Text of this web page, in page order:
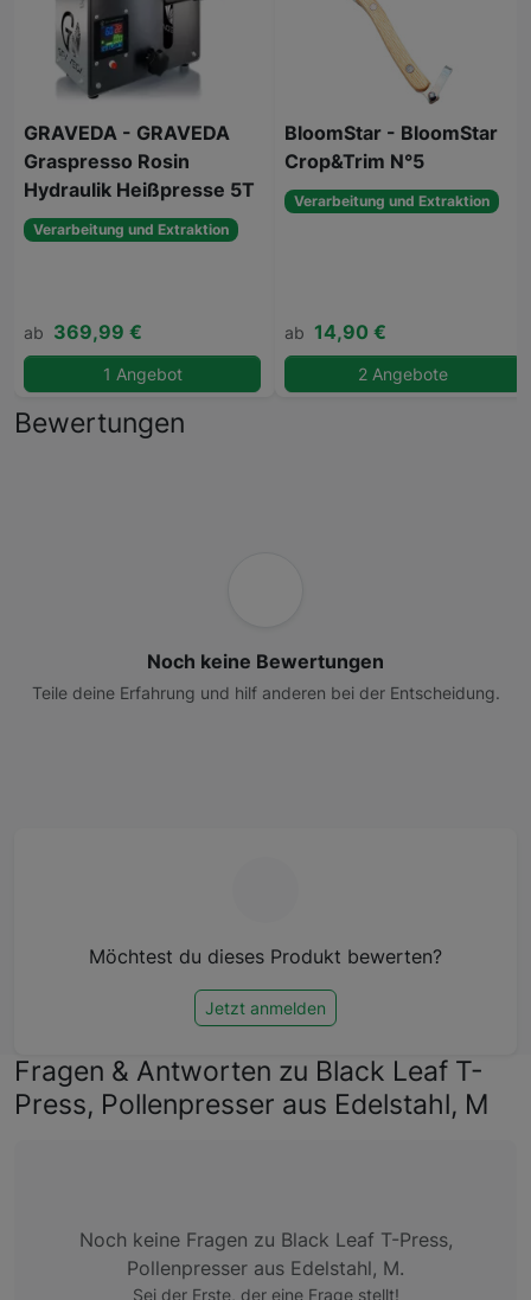
GRAVEDA - GRAVEDA
Graspresso Rosin
Hydraulik Heißpresse 5T
Verarbeitung und Extraktion
ab 369,99 €
1 Angebot
BloomStar - BloomStar
Crop&Trim N°5
Verarbeitung und Extraktion
ab 14,90 €
2 Angebote
Bewertungen
Noch keine Bewertungen
Teile deine Erfahrung und hilf anderen bei der Entscheidung.
Möchtest du dieses Produkt bewerten?
Jetzt anmelden
Fragen & Antworten zu Black Leaf T-
Press, Pollenpresser aus Edelstahl, M
Noch keine Fragen zu Black Leaf T-Press,
Pollenpresser aus Edelstahl, M.
Sei der Erste, der eine Frage stellt!